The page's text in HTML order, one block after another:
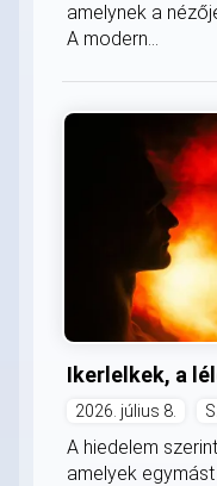
amelynek a
A modern...
Ikerlelkek, a
2026. július 8.
A hiedelem
amelyek